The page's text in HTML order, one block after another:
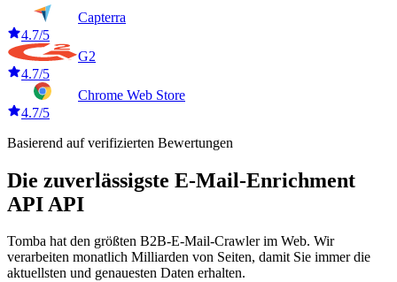
Capterra
4.7/5
G2
4.7/5
Chrome Web Store
4.7/5
Basierend auf verifizierten Bewertungen
Die zuverlässigste E-Mail-Enrichment
API API
Tomba hat den größten B2B-E-Mail-Crawler im Web. Wir
verarbeiten monatlich Milliarden von Seiten, damit Sie immer die
aktuellsten und genauesten Daten erhalten.